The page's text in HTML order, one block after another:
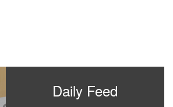
Daily Feed